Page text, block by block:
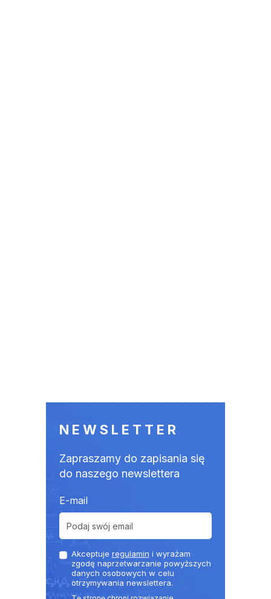
NEWSLETTER
Zapraszamy do zapisania się
do naszego newslettera
E-mail
Akceptuje regulamin i wyrażam
zgodę naprzetwarzanie powyższych
danych osobowych w celu
otrzymywania newslettera.